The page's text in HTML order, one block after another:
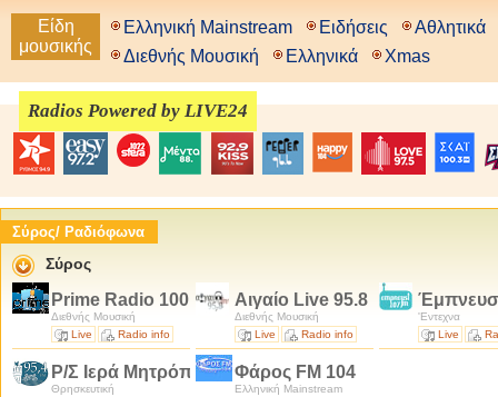
Είδη
μουσικής
Ελληνική Mainstream Ειδήσεις
Αθλητικά
Διεθνής Μουσική
Ελληνικά Xmas
Radios Powered by LIVE24
Σύρος/ Ραδιόφωνα
Σύρος
Prime Radio 100.3
Διεθνής Μουσική
Live
Radio info
Αιγαίο Live 95.8
Διεθνής Μουσική
Live
Radio info
'Εντεχνα
Live
Ρ/Σ Ιερά Μητρόπολις Σύρου 95.4
Θρησκευτική
Φάρος FM 104
Ελληνική Mainstream